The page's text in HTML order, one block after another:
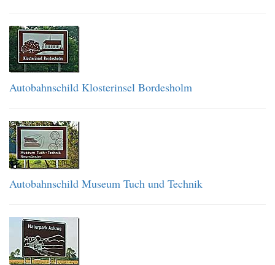
Autobahnschild Klosterinsel Bordesholm
Autobahnschild Museum Tuch und Technik